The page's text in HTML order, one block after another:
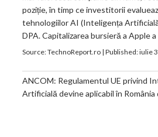
poziție, în timp ce investitorii
tehnologiilor AI (Inteligența
DPA. Capitalizarea bursieră a Apple a
Source:TechnoReport.ro| Published:iulie
ANCOM: Regulamentul UE privind
Artificială devine aplicabil în România